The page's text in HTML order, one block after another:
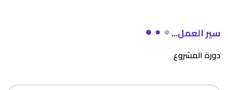
سير العمل...
دورة المشروع